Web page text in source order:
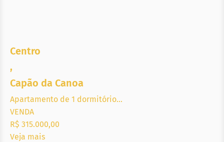
Centro
,
Capão da Canoa
Apartamento de 1 dormitório...
VENDA
R$ 315.000,00
Veja mais